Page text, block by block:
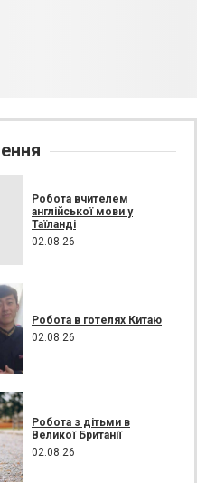
Робота вчителем
англійської мови у
Таїланді
02.08.26
Робота в готелях Китаю
02.08.26
Робота з дітьми в
Великої Британії
02.08.26